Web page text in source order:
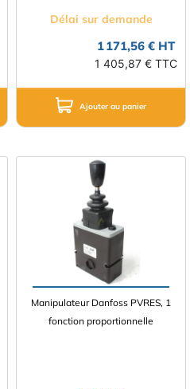
Délai sur demande
1 171,56 € HT
1 405,87 € TTC
Ajouter au panier
Manipulateur Danfoss PVRES, 1
fonction proportionnelle